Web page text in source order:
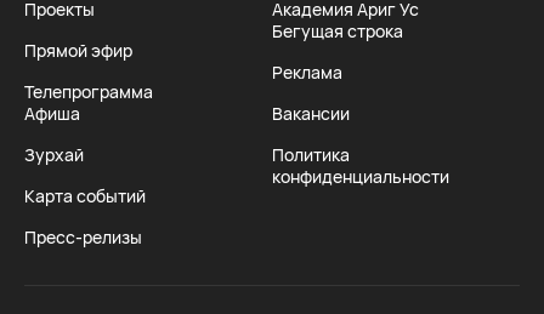
Проекты
Прямой эфир
Телепрограмма
Афиша
Зурхай
Карта событий
Пресс-релизы
Академия Ариг Ус
Бегущая строка
Реклама
Вакансии
Политика
конфиденциальности